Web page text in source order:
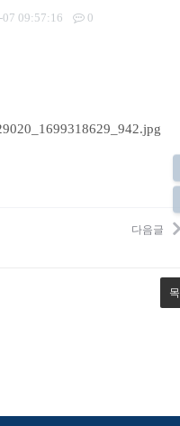
09:57:16 0
다음글